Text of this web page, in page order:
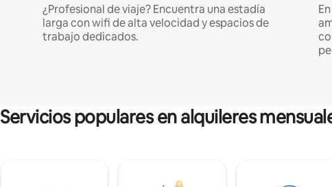
¿Profesional de viaje? Encuentra una estadía
larga con wifi de alta velocidad y espacios de
trabajo dedicados.
Servicios populares en alquileres